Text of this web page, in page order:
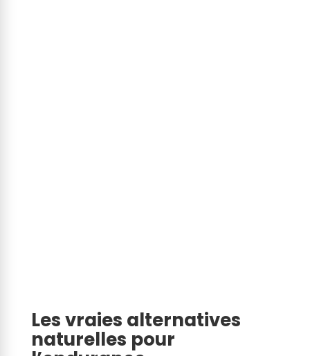
Les vraies alternatives
naturelles pour